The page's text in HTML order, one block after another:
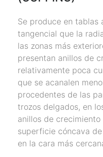
Se produce en tablas
tangencial que la
las zonas más
presentan anillos de
relativamente poca
que se acanalen
procedentes de las
trozos delgados, en
anillos de
superficie cóncava
en la cara más